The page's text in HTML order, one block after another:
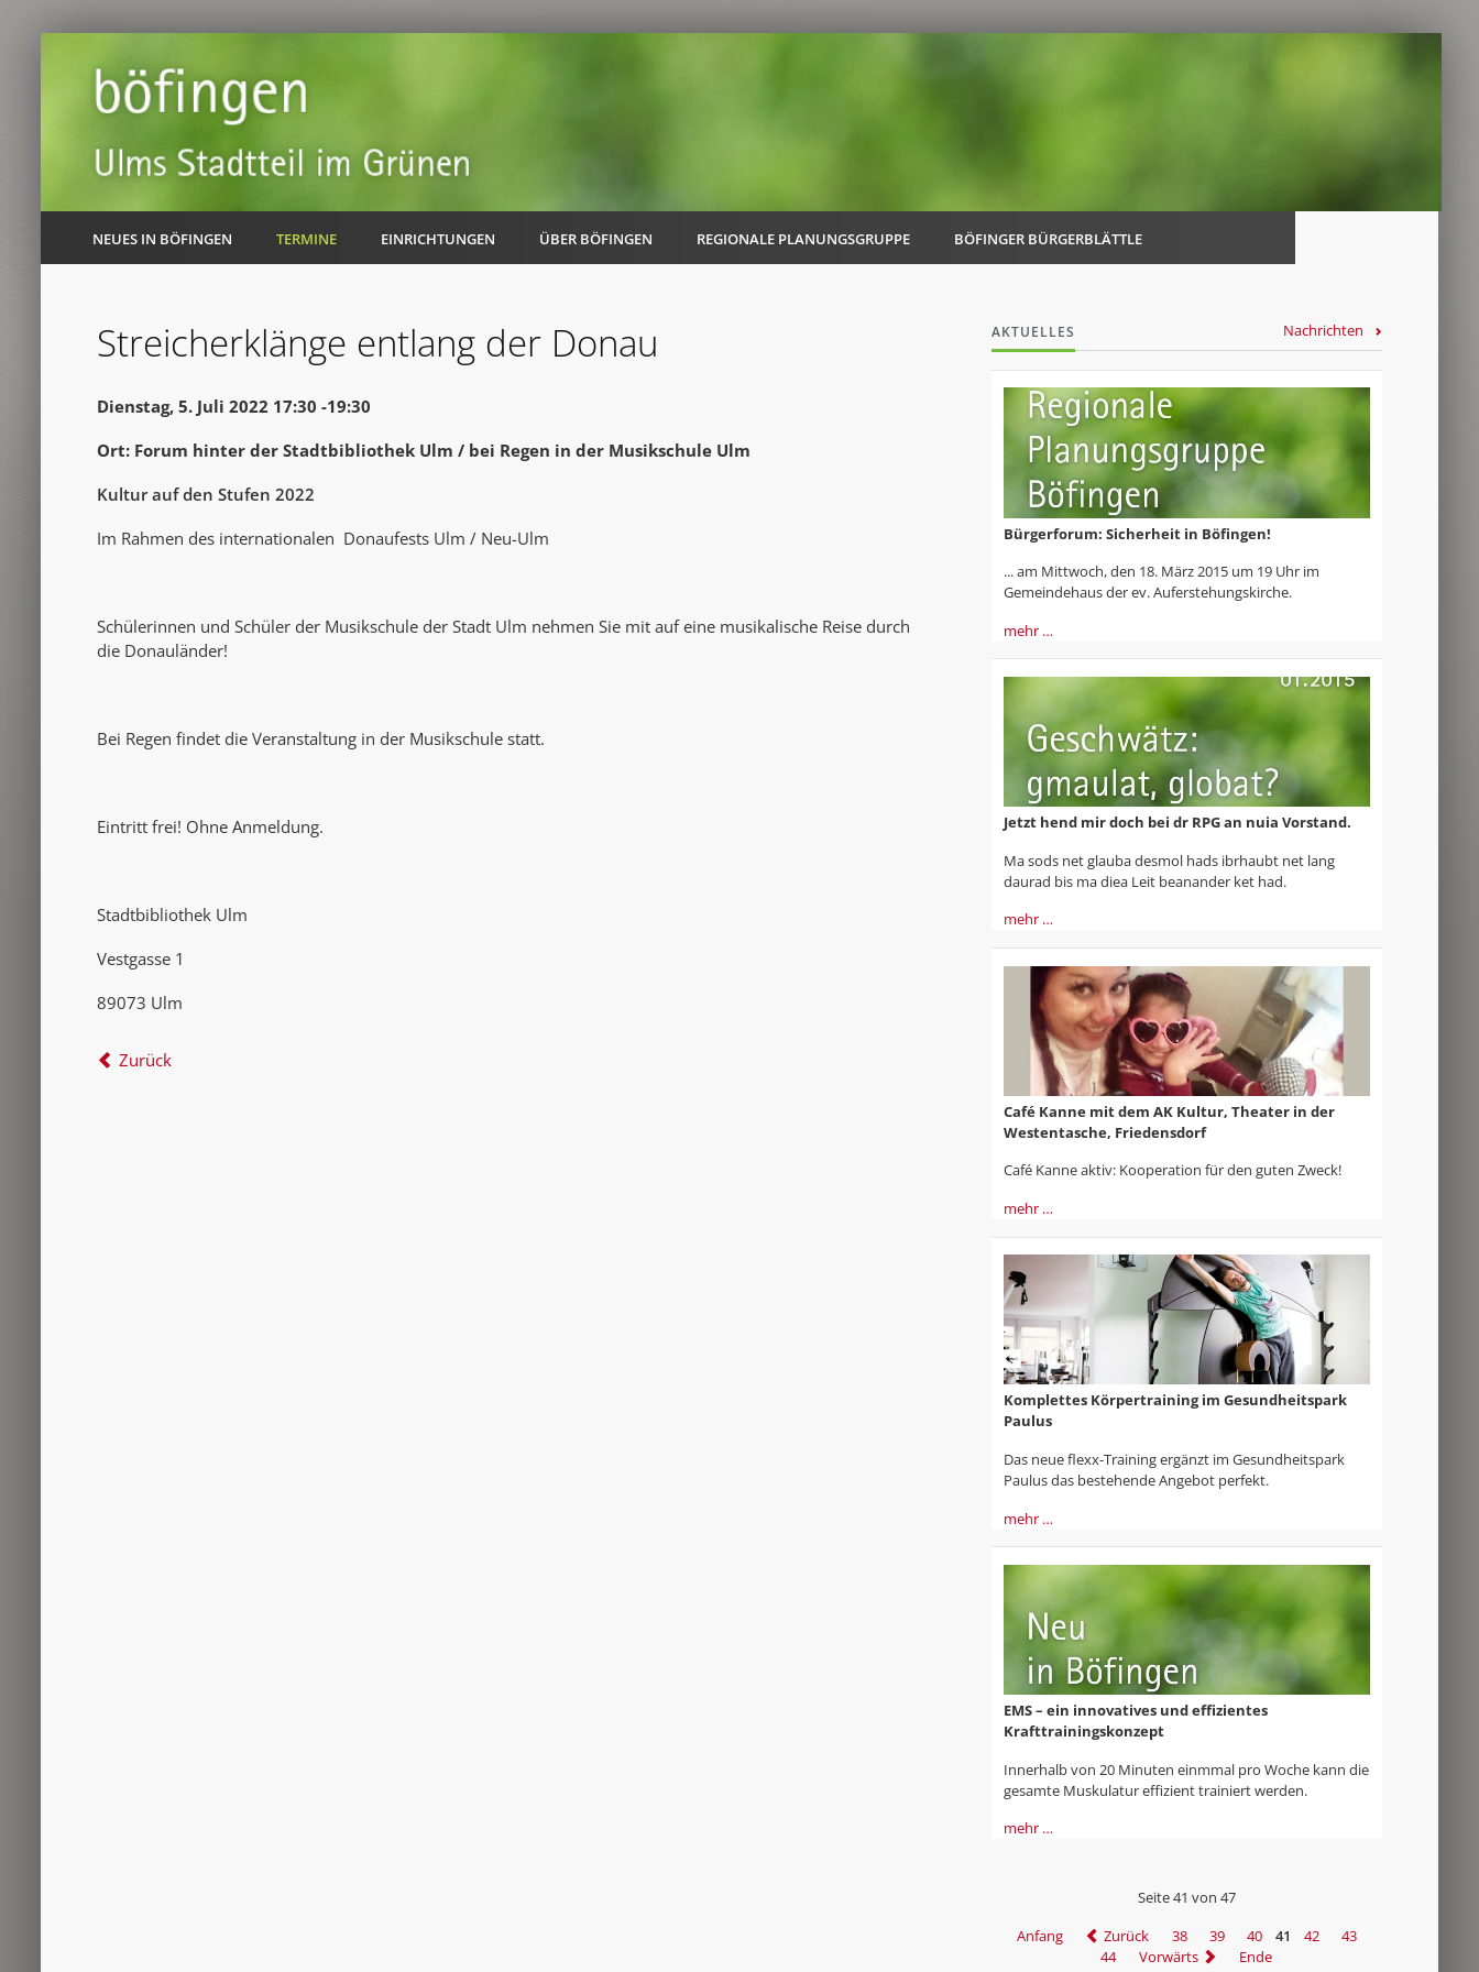
NEUES IN BÖFINGEN TERMINE EINRICHTUNGEN ÜBER BÖFINGEN REGIONALE PLANUNGSGRUPPE
AK Kultur
BÖFINGER BÜRGERBLÄTTLE
Streicherklänge entlang der Donau
Dienstag, 5. Juli 2022 17:30 -19:30
Ort: Forum hinter der Stadtbibliothek Ulm / bei Regen in der Musikschule Ulm
Kultur auf den Stufen 2022
Im Rahmen des internationalen Donaufests Ulm / Neu-Ulm
Schülerinnen und Schüler der Musikschule der Stadt Ulm nehmen Sie mit auf eine musikalische Reise durch
die Donauländer!
Bei Regen findet die Veranstaltung in der Musikschule statt.
Eintritt frei! Ohne Anmeldung.
Stadtbibliothek Ulm
Vestgasse 1
89073 Ulm
Zurück
AKTUELLES Nachrichten
Bürgerforum: Sicherheit in Böfingen!
... am Mittwoch, den 18. März 2015 um 19 Uhr im
Gemeindehaus der ev. Auf­erstehungskirche.
mehr …
Jetzt hend mir doch bei dr RPG an nuia Vorstand.
Ma sods net glauba desmol hads ibrhaubt net lang
daurad bis ma diea Leit beanander ket had.
mehr …
Café Kanne mit dem AK Kultur, Theater in der
Westentasche, Friedensdorf
Café Kanne aktiv: Kooperation für den guten Zweck!
mehr …
Komplettes Körpertraining im Gesundheitspark
Paulus
Das neue flexx-Training ergänzt im Gesundheitspark
Paulus das bestehende Angebot perfekt.
mehr …
EMS – ein innovatives und effizientes
Krafttrainingskonzept
Innerhalb von 20 Minuten einmmal pro Woche kann die
gesamte Muskulatur effizient trainiert werden.
mehr …
Seite 41 von 47
Anfang
Zurück 38 39 40 41 42
43
44
Vorwärts Ende